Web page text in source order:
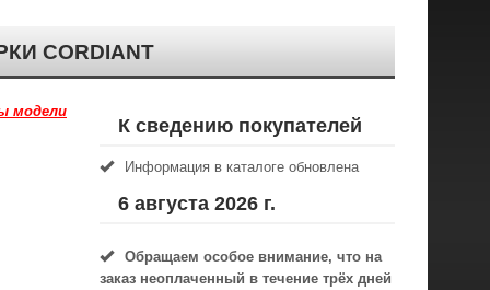
CORDIANT
модели
К сведению покупателей
Информация в каталоге обновлена
6 августа 2026 г.
Обращаем особое внимание, что на
заказ неоплаченный в течениe трёх дней